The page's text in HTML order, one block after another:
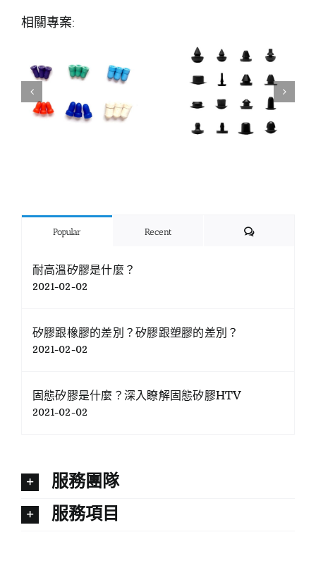
相關專案:
Popular Recent Comments
耐高溫矽膠是什麼？
2021-02-02
矽膠跟橡膠的差別？矽膠跟塑膠的差別？
2021-02-02
固態矽膠是什麼？深入瞭解固態矽膠HTV
2021-02-02
服務團隊
服務項目